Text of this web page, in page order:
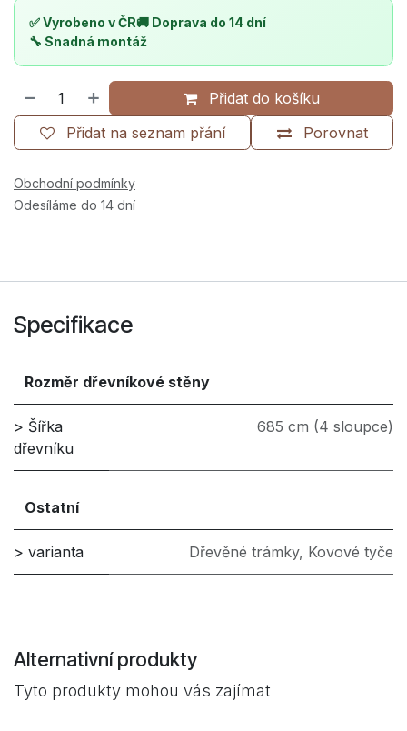
✅ Vyrobeno v ČR🚚 Doprava do 14 dní
🔧 Snadná montáž
Přidat do košíku
Porovnat
Přidat na seznam přání
Obchodní podmínky
Odesíláme do 14 dní
Specifikace
Rozměr dřevníkové stěny
> Šířka
dřevníku
685 cm (4 sloupce)
Ostatní
> varianta Dřevěné trámky, Kovové tyče
Alternativní produkty
Tyto produkty mohou vás zajímat